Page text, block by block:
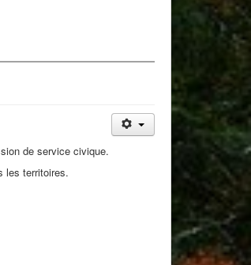
de service civique.
les territoires.